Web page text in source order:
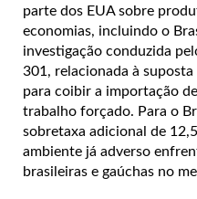
parte dos EUA sobre
economias, incluindo o
investigação conduzida
301, relacionada à
para coibir a importação
trabalho forçado. Para o
sobretaxa adicional de
ambiente já adverso
brasileiras e gaúchas no